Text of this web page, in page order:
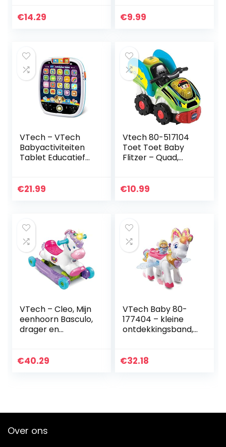
afstandsbediening
€14.29
Eieren voor Kids
€9.99
VTech – VTech
Babyactiviteiten
Tablet Educatief
€21.99
Vtech 80-517104
Toet Toet Baby
Flitzer – Quad,
€10.99
VTech – Cleo, Mijn
eenhoorn Basculo,
drager en
FR
€40.29
VTech Baby 80-
177404 – kleine
ontdekkingsband,
€32.18
Over ons